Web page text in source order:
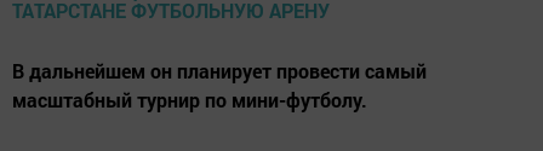
В дальнейшем он планирует провести самый
масштабный турнир по мини-футболу.